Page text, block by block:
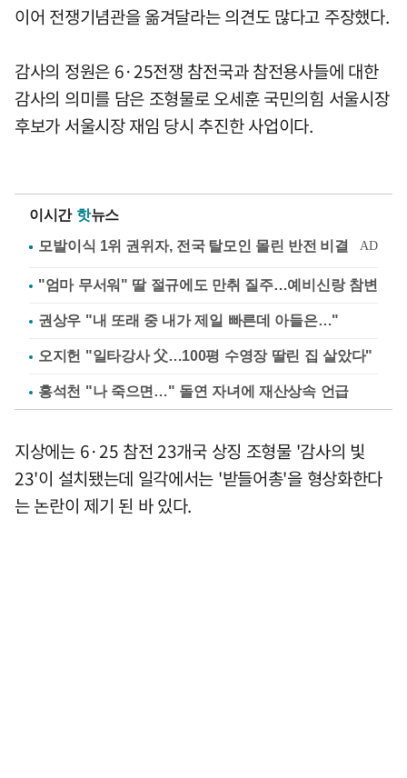
이어 전쟁기념관을 옮겨달라는 의견도 많다고 주장했다.
감사의 정원은 6·25전쟁 참전국과 참전용사들에 대한
감사의 의미를 담은 조형물로 오세훈 국민의힘 서울시장
후보가 서울시장 재임 당시 추진한 사업이다.
이시간 핫뉴스
"엄마 무서워" 딸 절규에도 만취 질주…예비신랑 참변
권상우 "내 또래 중 내가 제일 빠른데 아들은…"
오지헌 "일타강사 父…100평 수영장 딸린 집 살았다"
홍석천 "나 죽으면…" 돌연 자녀에 재산상속 언급
지상에는 6·25 참전 23개국 상징 조형물 '감사의 빛
23'이 설치됐는데 일각에서는 '받들어총'을 형상화한다
는 논란이 제기 된 바 있다.